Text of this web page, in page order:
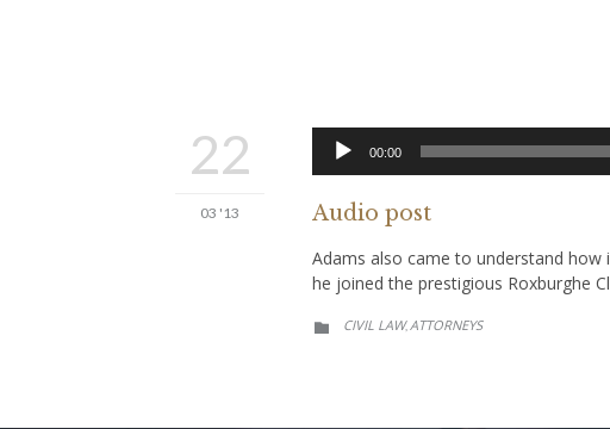
22
03 '13
00:00
Audio post
Adams also came to understand
he joined the prestigious Roxburghe
 CATEGORY
CIVIL LAW,АTTORNEYS